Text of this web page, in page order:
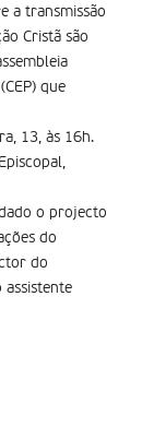
a transmissão
Cristã são
que
13, às 16h.
o projecto
do
do
assistente